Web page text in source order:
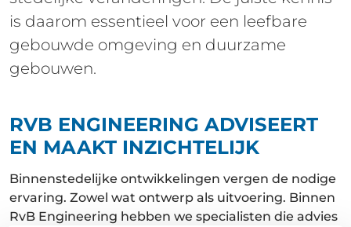
is daarom essentieel voor een leefbare
gebouwde omgeving en duurzame
gebouwen.
RVB ENGINEERING ADVISEERT
EN MAAKT INZICHTELIJK
Binnenstedelijke ontwikkelingen vergen de nodige
ervaring. Zowel wat ontwerp als uitvoering. Binnen
RvB Engineering hebben we specialisten die advies